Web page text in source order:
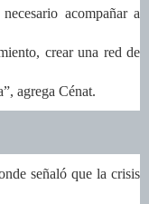
acompañar a
crear una red de
agrega Cénat.
señaló que la crisis